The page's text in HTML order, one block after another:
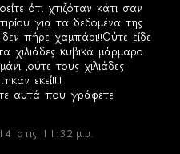
ότι χτιζόταν κάτι σαν
για τα δεδομένα της
πήρε χαμπάρι!!Ούτε είδε
χιλιάδες κυβικά μάρμαρο
,ούτε τους χιλιάδες
εκεί!!!!
αυτά που γράφετε
στις 11:32 μ.μ.